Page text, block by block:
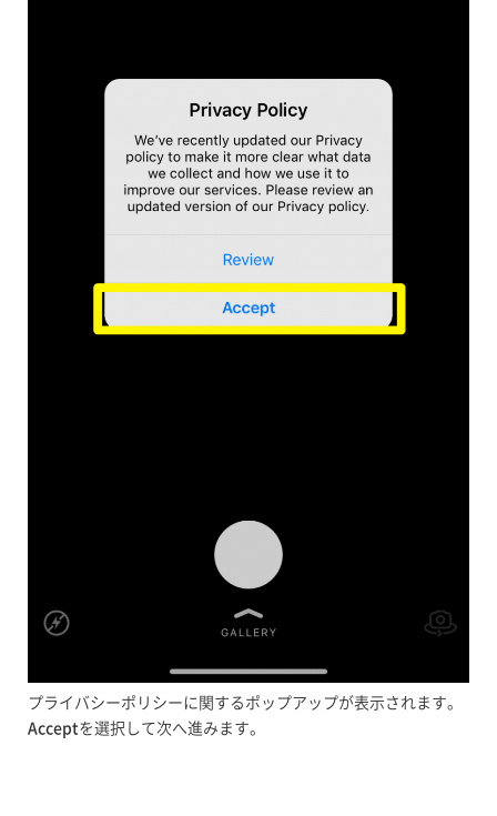
プライバシーポリシーに関するポップアップが表示されます。
Acceptを選択して次へ進みます。